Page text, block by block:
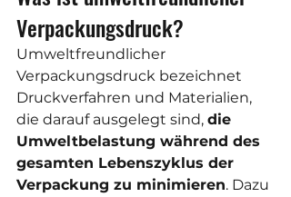
Verpackungsdruck?
Umweltfreundlicher
Verpackungsdruck bezeichnet
Druckverfahren und Materialien,
die darauf ausgelegt sind, die
Umweltbelastung während des
gesamten Lebenszyklus der
Verpackung zu minimieren. Dazu